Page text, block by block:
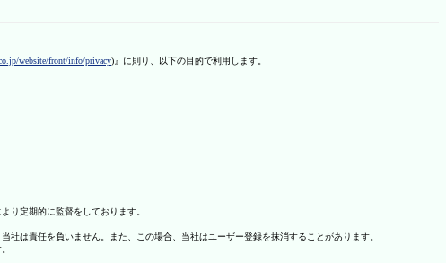
website/front/info/privacy)』に則り、以下の目的で利用します。
り定期的に監督をしております。
は責任を負いません。また、この場合、当社はユーザー登録を抹消することがあります。